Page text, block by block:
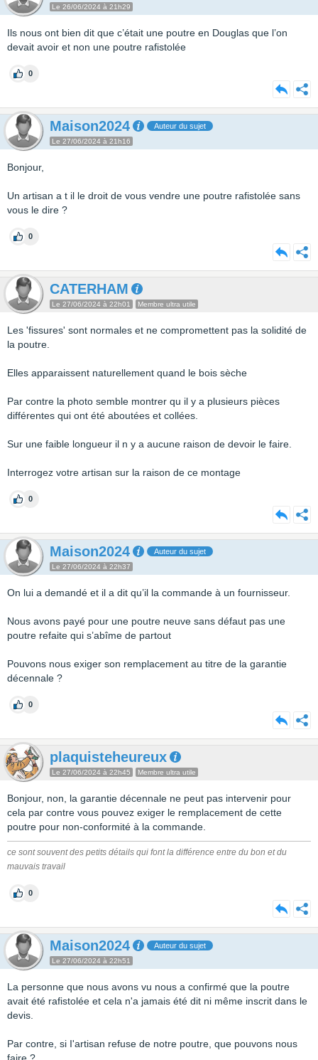
Le 26/06/2024 à 21h29
Ils nous ont bien dit que c’était une poutre en Douglas que l’on
devait avoir et non une poutre rafistolée
0
Maison2024 Auteur du sujet
Le 27/06/2024 à 21h16
Bonjour,
Un artisan a t il le droit de vous vendre une poutre rafistolée sans
vous le dire ?
0
CATERHAM
Le 27/06/2024 à 22h01 Membre ultra utile
Les 'fissures' sont normales et ne compromettent pas la solidité de
la poutre.
Elles apparaissent naturellement quand le bois sèche
Par contre la photo semble montrer qu il y a plusieurs pièces
différentes qui ont été aboutées et collées.
Sur une faible longueur il n y a aucune raison de devoir le faire.
Interrogez votre artisan sur la raison de ce montage
0
Maison2024 Auteur du sujet
Le 27/06/2024 à 22h37
On lui a demandé et il a dit qu’il la commande à un fournisseur.
Nous avons payé pour une poutre neuve sans défaut pas une
poutre refaite qui s’abîme de partout
Pouvons nous exiger son remplacement au titre de la garantie
décennale ?
0
plaquisteheureux
Le 27/06/2024 à 22h45 Membre ultra utile
Bonjour, non, la garantie décennale ne peut pas intervenir pour
cela par contre vous pouvez exiger le remplacement de cette
poutre pour non-conformité à la commande.
ce sont souvent des petits détails qui font la différence entre du bon et du
mauvais travail
0
Maison2024 Auteur du sujet
Le 27/06/2024 à 22h51
La personne que nous avons vu nous a confirmé que la poutre
avait été rafistolée et cela n'a jamais été dit ni même inscrit dans le
devis.
Par contre, si I'artisan refuse de notre poutre, que pouvons nous